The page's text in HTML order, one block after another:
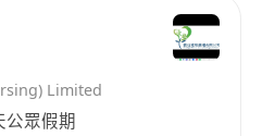
Limited
公眾假期